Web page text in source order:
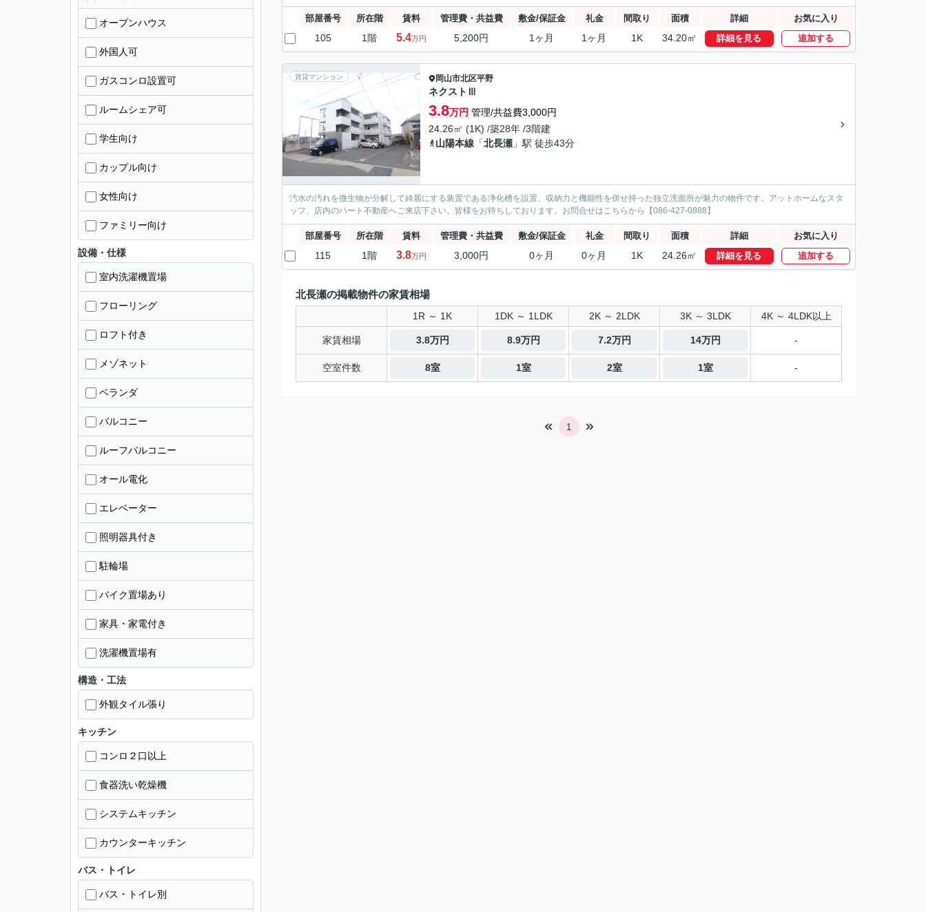
部屋番号 所在階 賃料 管理費・共益費 敷金/保証金 礼金 間取り 面積 詳細 お気に入り
105 1階 5.4万円 5,200円 1ヶ月 1ヶ月 1K 34.20㎡ 詳細を見る 追加する
賃貸マンション 岡山市北区平野
ネクストⅢ
3.8万円 管理/共益費3,000円
24.26㎡ (1K) /築28年 /3階建
山陽本線 「北長瀬 」駅 徒歩43分
汚水の汚れを微生物が分解して綺麗にする装置である浄化槽を設置、収納力と機能性を併せ持った独立洗面所が魅力の物件です。アットホームなスタ
ッフ、店内のハート不動産へご来店下さい。皆様をお待ちしております。お問合せはこちらから【086-427-0888】
部屋番号 所在階 賃料 管理費・共益費 敷金/保証金 礼金 間取り 面積 詳細 お気に入り
115 1階 3.8万円 3,000円 0ヶ月 0ヶ月 1K 24.26㎡ 詳細を見る 追加する
北長瀬の掲載物件の家賃相場
1R ～ 1K 1DK ～ 1LDK 2K ～ 2LDK 3K ～ 3LDK 4K ～ 4LDK以上
家賃相場 3.8万円 8.9万円 7.2万円 14万円 -
空室件数 8室 1室 2室 1室 -
1
オープンハウス
外国人可
ガスコンロ設置可
ルームシェア可
学生向け
カップル向け
女性向け
ファミリー向け
設備・仕様
室内洗濯機置場
フローリング
ロフト付き
メゾネット
ベランダ
バルコニー
ルーフバルコニー
オール電化
エレベーター
照明器具付き
駐輪場
バイク置場あり
家具・家電付き
洗濯機置場有
構造・工法
外観タイル張り
キッチン
コンロ２口以上
食器洗い乾燥機
システムキッチン
カウンターキッチン
バス・トイレ
バス・トイレ別